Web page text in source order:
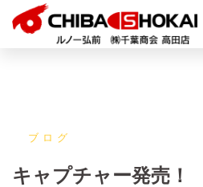
ブログ
キャプチャー発売！